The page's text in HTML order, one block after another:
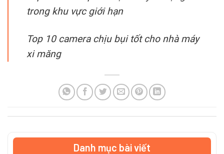
trong khu vực giới hạn
Top 10 camera chịu bụi tốt cho nhà máy
xi măng
Danh mục bài viết